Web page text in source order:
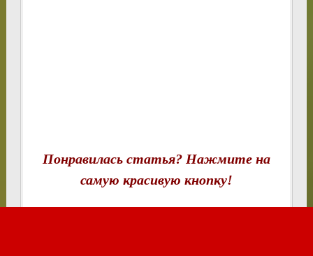
Понравилась статья? Нажмите на
самую красивую кнопку!